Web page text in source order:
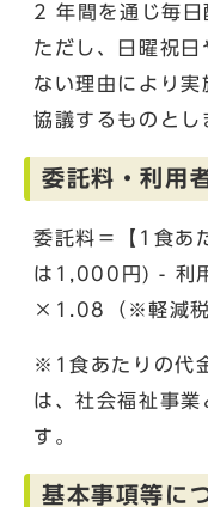
2 年間を通じ毎日
ただし、日曜祝
ない理由により実
協議するものとし
委託料・利用
委託料＝【1食あ
は1,000円) - 利
×1.08（※軽減税
※1食あたりの代
は、社会福祉事
す。
基本事項等に